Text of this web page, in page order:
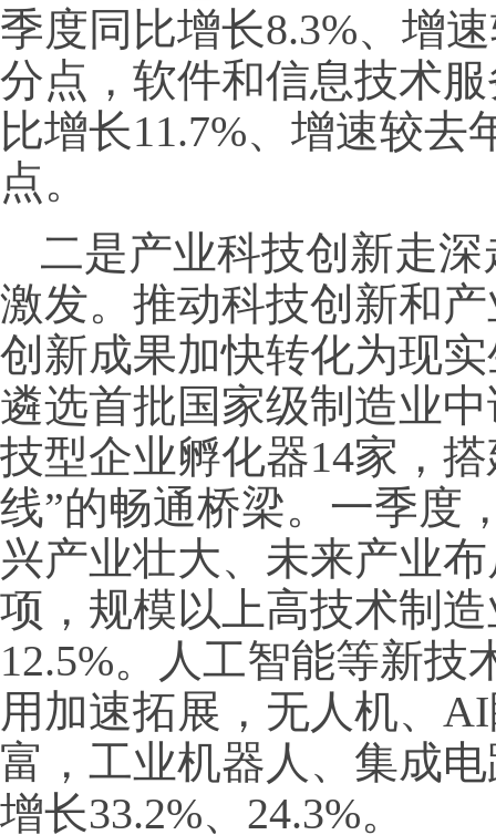
季度同比增长8.3%、增
分点，软件和信息技术
比增长11.7%、增速较去
点。
二是产业科技创新走
激发。推动科技创新和
创新成果加快转化为现
遴选首批国家级制造业
技型企业孵化器14家，
线”的畅通桥梁。一季度
兴产业壮大、未来产业
项，规模以上高技术制
12.5%。人工智能等新
用加速拓展，无人机、
富，工业机器人、集成
增长33.2%、24.3%。